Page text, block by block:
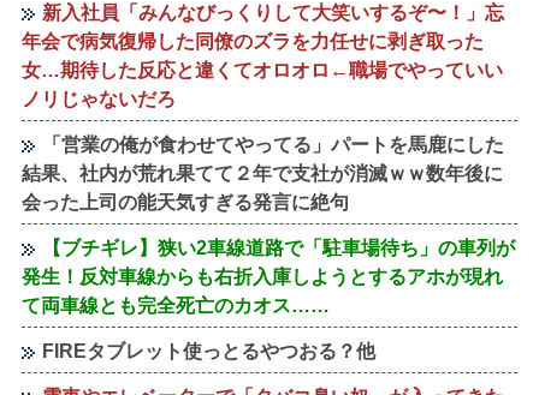
新入社員「みんなびっくりして大笑いするぞ〜！」忘
年会で病気復帰した同僚のズラを力任せに剥ぎ取った
女…期待した反応と違くてオロオロ←職場でやっていい
ノリじゃないだろ
「営業の俺が食わせてやってる」パートを馬鹿にした
結果、社内が荒れ果てて２年で支社が消滅ｗｗ数年後に
会った上司の能天気すぎる発言に絶句
【ブチギレ】狭い2車線道路で「駐車場待ち」の車列が
発生！反対車線からも右折入庫しようとするアホが現れ
て両車線とも完全死亡のカオス……
FIREタブレット使っとるやつおる？他